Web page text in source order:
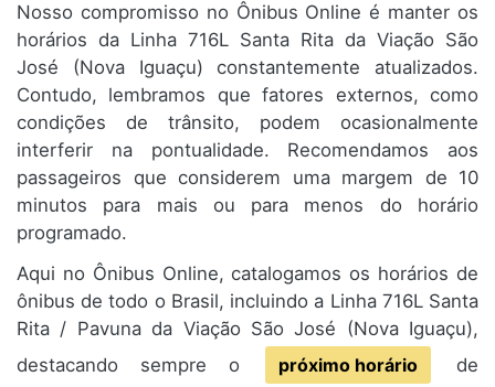
Nosso compromisso no Ônibus Online é manter os
horários da Linha 716L Santa Rita da Viação São
José (Nova Iguaçu) constantemente atualizados.
Contudo, lembramos que fatores externos, como
condições de trânsito, podem ocasionalmente
interferir na pontualidade. Recomendamos aos
passageiros que considerem uma margem de 10
minutos para mais ou para menos do horário
programado.
Aqui no Ônibus Online, catalogamos os horários de
ônibus de todo o Brasil, incluindo a Linha 716L Santa
Rita / Pavuna da Viação São José (Nova Iguaçu),
destacando sempre o
próximo horário
de